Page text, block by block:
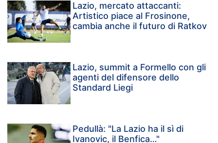
Lazio, mercato attaccanti:
Artistico piace al Frosinone,
cambia anche il futuro di Ratkov
Lazio, summit a Formello con gli
agenti del difensore dello
Standard Liegi
Pedullà: "La Lazio ha il sì di
Ivanovic, il Benfica…"